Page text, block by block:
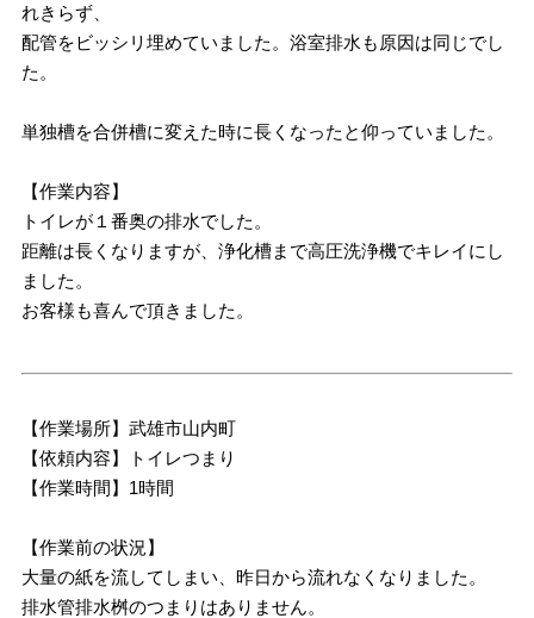
れきらず、
配管をビッシリ埋めていました。浴室排水も原因は同じでし
た。
単独槽を合併槽に変えた時に長くなったと仰っていました。
【作業内容】
トイレが１番奥の排水でした。
距離は長くなりますが、浄化槽まで高圧洗浄機でキレイにし
ました。
お客様も喜んで頂きました。
【作業場所】武雄市山内町
【依頼内容】トイレつまり
【作業時間】1時間
【作業前の状況】
大量の紙を流してしまい、昨日から流れなくなりました。
排水管排水桝のつまりはありません。